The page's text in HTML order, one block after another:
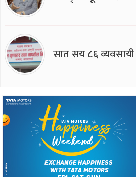
सात सय ८६ व्यवसायी